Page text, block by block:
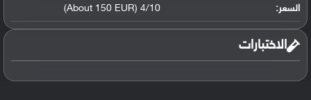
السعر: 4/10 (About 150 EUR)
الاختبارات